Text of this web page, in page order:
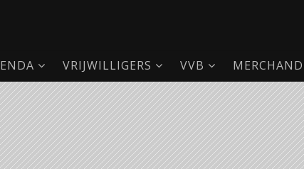
VRIJWILLIGERS VVB